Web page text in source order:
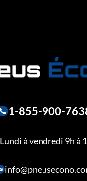
1-855-900-
Lundi à vendredi 9h à